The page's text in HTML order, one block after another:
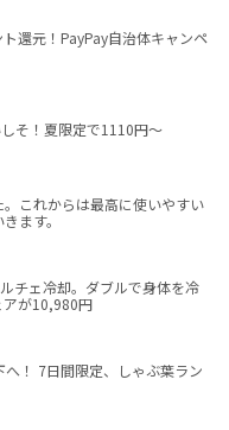
還元！PayPay自治体キャンペ
そ！夏限定で1110円～
これからは最高に使いやすい
ます。
チェ冷却。ダブルで身体を冷
アが10,980円
へ！ 7日間限定、しゃぶ葉ラン